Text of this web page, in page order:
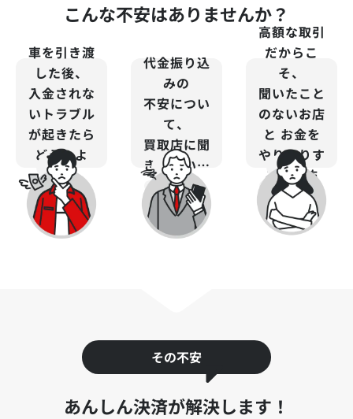
こんな不安はありませんか？
車を引き渡
した後、
入金されな
いトラブル
が起きたら
どうしよ
う…
代金振り込
みの
不安につい
て、
買取店に聞
きづらい…
高額な取引
だからこ
そ、
聞いたこと
のないお店
と お金を
やりとりす
るのが怖
い...
その不安
あんしん決済が解決します！